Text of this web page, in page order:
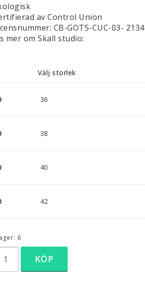
av Control Union
CB-GOTS-CUC-03-
mer om Skall studio:
Välj storlek
36
38
40
42
6
KÖP